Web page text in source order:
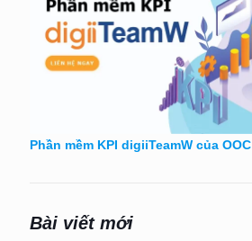
Phần mềm KPI digiiTeamW của OOC
Bài viết mới